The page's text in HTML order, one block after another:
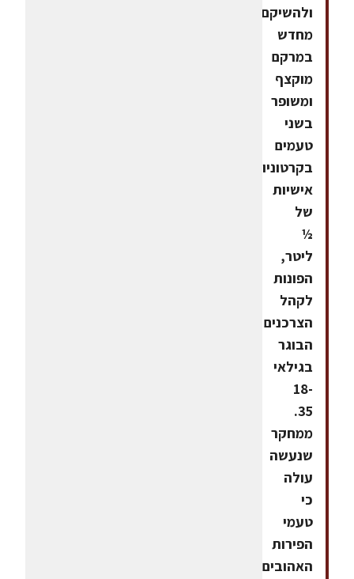
ולהשיקם
מחדש
במרקם
מוקצף
ומשופר
בשני
טעמים
בקרטוניות
אישיות
של
½
ליטר,
הפונות
לקהל
הצרכנים
הבוגר
בגילאי
18-
35.
ממחקר
שנעשה
עולה
כי
טעמי
הפירות
האהובים